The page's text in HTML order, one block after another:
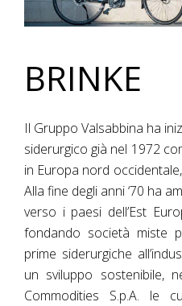
BRINKE
Il Gruppo Valsabbina ha
siderurgico già nel 1972
in Europa nord
Alla fine degli anni ‘70 ha
verso i paesi dell’Est
fondando società miste
prime siderurgiche
un sviluppo sostenibile,
Commodities S.p.A. le